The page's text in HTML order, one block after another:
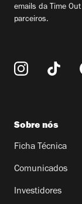
emails da Time
parceiros.
Sobre nós
Ficha Técnica
Comunicados
Investidores